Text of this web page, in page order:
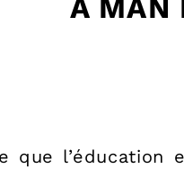
À MAN
que